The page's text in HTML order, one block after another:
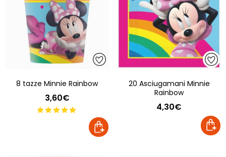
8 tazze Minnie Rainbow
3,60€
20 Asciugamani Minnie
Rainbow
4,30€